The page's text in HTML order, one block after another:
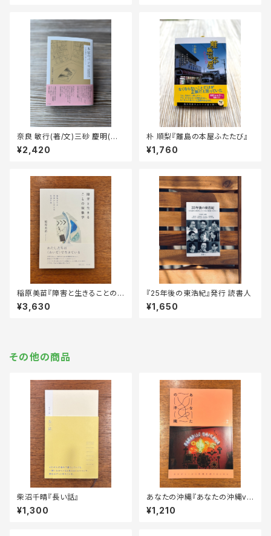
奈良 敏行(著/文)三砂 慶明(編
集)『本屋のパンセ』（作品社）
¥2,420
朴 順梨『離島の本屋ふたたび』
¥1,760
稲原美苗『障害と生きることの
現象学』
¥3,630
『25年後の東浩紀』発行 読書人
¥1,650
その他の商品
柴沼千晴『長い話』
¥1,300
あなたの沖縄『あなたの沖縄vo
l. 2——カルチャーから沖縄を語
りはじめる』
¥1,210